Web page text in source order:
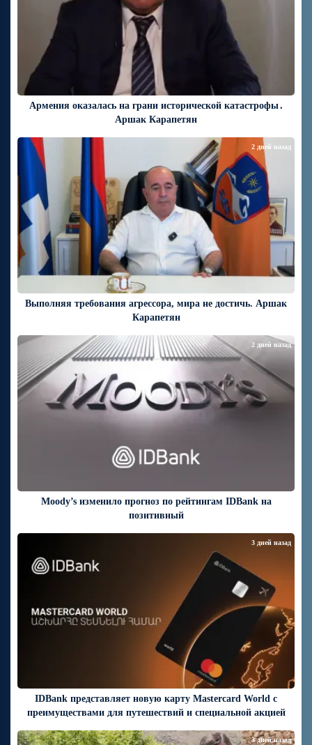
Армения оказалась на грани исторической катастрофы․
Аршак Карапетян
Выполняя требования агрессора, мира не достичь. Аршак
Карапетян
2 дней назад
Moody’s изменило прогноз по рейтингам IDBank на
позитивный
2 дней назад
IDBank представляет новую карту Mastercard World с
преимуществами для путешествий и специальной акцией
3 дней назад
3 дней назад